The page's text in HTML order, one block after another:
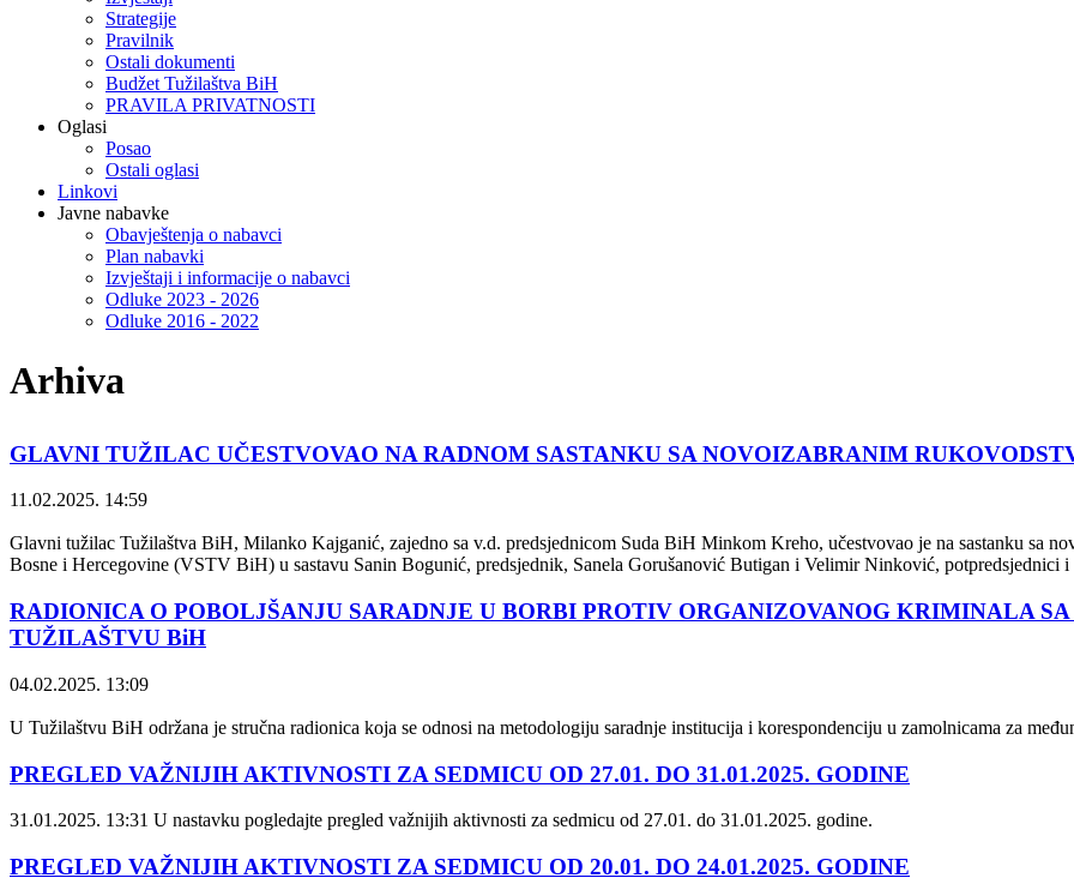
Strategije
Pravilnik
Ostali dokumenti
Budžet Tužilaštva BiH
PRAVILA PRIVATNOSTI
Oglasi
Posao
Ostali oglasi
Linkovi
Javne nabavke
Obavještenja o nabavci
Plan nabavki
Izvještaji i informacije o nabavci
Odluke 2023 - 2026
Odluke 2016 - 2022
Arhiva
GLAVNI TUŽILAC UČESTVOVAO NA RADNOM SASTANKU SA NOVOIZABRANIM
11.02.2025. 14:59
Glavni tužilac Tužilaštva BiH, Milanko Kajganić, zajedno sa v.d. predsjednicom Suda BiH Minkom Kreho, učestvovao je na sastanku sa
Bosne i Hercegovine (VSTV BiH) u sastavu Sanin Bogunić, predsjednik, Sanela Gorušanović Butigan i Velimir Ninković,
RADIONICA O POBOLJŠANJU SARADNJE U BORBI PROTIV ORGANIZOVANOG KRIMINALA
TUŽILAŠTVU BiH
04.02.2025. 13:09
U Tužilaštvu BiH održana je stručna radionica koja se odnosi na metodologiju saradnje institucija i korespondenciju u zamolnicama za
PREGLED VAŽNIJIH AKTIVNOSTI ZA SEDMICU OD 27.01. DO 31.01.2025. GODINE
31.01.2025. 13:31 U nastavku pogledajte pregled važnijih aktivnosti za sedmicu od 27.01. do 31.01.2025. godine.
PREGLED VAŽNIJIH AKTIVNOSTI ZA SEDMICU OD 20.01. DO 24.01.2025. GODINE